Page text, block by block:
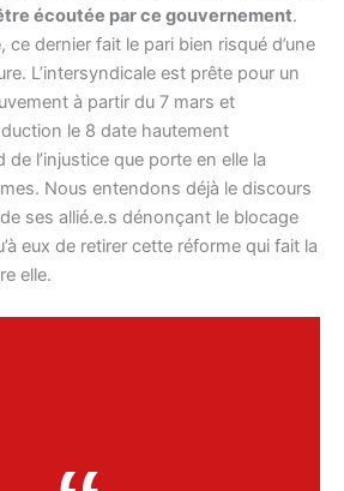
écoutée par ce gouvernement.
ce dernier fait le pari bien risqué d’une
L’intersyndicale est prête pour un
à partir du 7 mars et
le 8 date hautement
l’injustice que porte en elle la
Nous entendons déjà le discours
ses allié.e.s dénonçant le blocage
eux de retirer cette réforme qui fait la
elle.